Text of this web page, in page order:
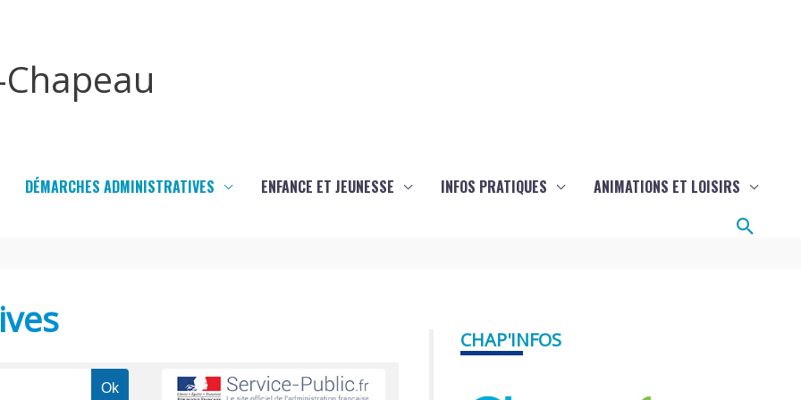
DÉMARCHES ADMINISTRATIVES ENFANCE ET JEUNESSE INFOS PRATIQUES ANIMATIONS ET LOISIRS
CHAP'INFOS